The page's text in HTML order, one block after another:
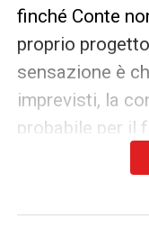
finché Conte
proprio
sensazione è
imprevisti, la
probabile per il